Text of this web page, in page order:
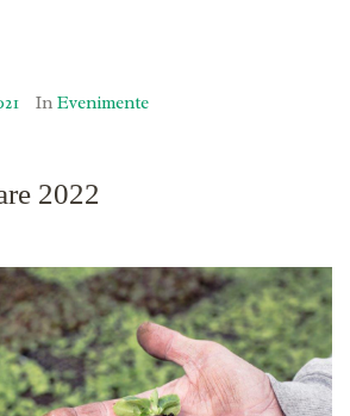
In Evenimente
2022